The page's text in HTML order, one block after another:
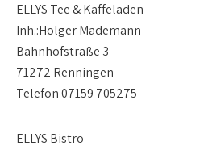
ELLYS Tee & Kaffeladen
Inh.:Holger Mademann
Bahnhofstraße 3
71272 Renningen
Telefon 07159 705275
ELLYS Bistro